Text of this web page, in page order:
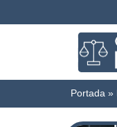
Portada »